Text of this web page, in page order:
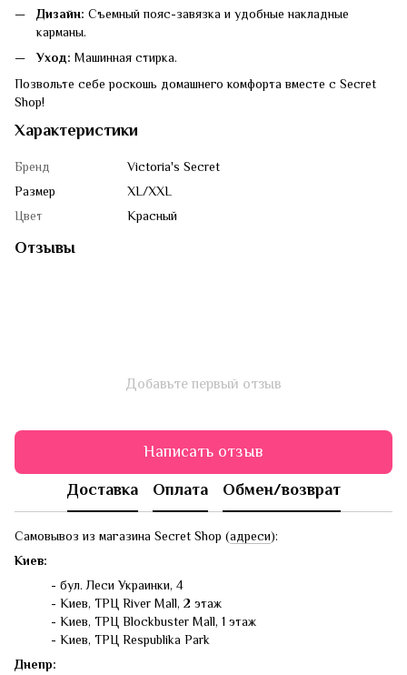
Дизайн: Съемный пояс-завязка и удобные накладные
карманы.
Уход: Машинная стирка.
Позвольте себе роскошь домашнего комфорта вместе с Secret
Shop!
Характеристики
Бренд
Victoria's Secret
Размер
XL/XXL
Цвет
Красный
Отзывы
Добавьте первый отзыв
Написать отзыв
Доставка Оплата Обмен/возврат
Самовывоз из магазина Secret Shop (адреси):
Киев:
- бул. Леси Украинки, 4
- Киев, ТРЦ River Mall, 2 этаж
- Киев, ТРЦ Blockbuster Mall, 1 этаж
- Киев, ТРЦ Respublika Park
Днепр: